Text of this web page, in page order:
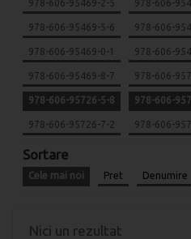
978-606-95469-2-5 978-606-
978-606-95469-5-6 978-606-
978-606-95469-0-1 978-606-
978-606-95469-8-7 978-606-
978-606-95726-5-8 978-606-
978-606-95726-7-2 978-606-
Sortare
Cele mai noi Pret Denumire
Nici un rezultat